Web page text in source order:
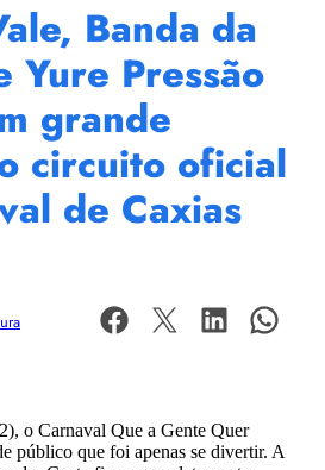
Banda da
Yure Pressão
grande
circuito oficial
de Caxias
o Carnaval Que a Gente Quer
público que foi apenas se divertir. A